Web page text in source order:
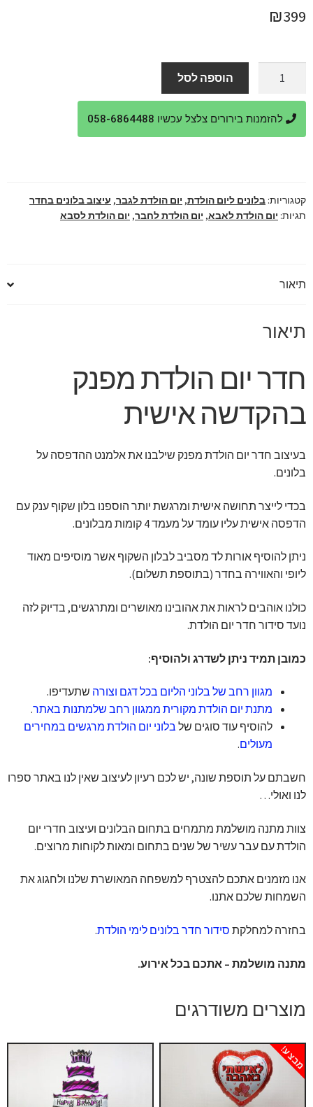
₪399
חדר
יום
הולדת
הוספה לסל
להזמנות בירורים צלצל עכשיו 058-6864488
קטגוריות: בלונים ליום הולדת, יום הולדת לגבר, עיצוב בלונים בחדר
תגיות: יום הולדת לאבא, יום הולדת לחבר, יום הולדת לסבא
תיאור
תיאור
חדר יום הולדת מפנק
בהקדשה אישית
בעיצוב חדר יום הולדת מפנק שילבנו את אלמנט ההדפסה על
בלונים.
בכדי לייצר תחושה אישית ומרגשת יותר הוספנו בלון שקוף ענק עם
הדפסה אישית עליו עומד על מעמד 4 קומות מבלונים.
ניתן להוסיף אורות לד מסביב לבלון השקוף אשר מוסיפים מאוד
ליופי והאווירה בחדר (בתוספת תשלום).
כולנו אוהבים לראות את אהובינו מאושרים ומתרגשים, בדיוק לזה
נועד סידור חדר יום הולדת.
כמובן תמיד ניתן לשדרג ולהוסיף:
מגוון רחב של בלוני הליום בכל דגם וצורה שתעדיפו.
מתנת יום הולדת מקורית ממגוון רחב שלמתנות באתר.
להוסיף עוד סוגים של בלוני יום הולדת מרגשים במחירים
מעולים.
חשבתם על תוספת שונה, יש לכם רעיון לעיצוב שאין לנו באתר ספרו
לנו ואולי…
צוות מתנה מושלמת מתמחים בתחום הבלונים ועיצוב חדרי יום
הולדת עם עבר עשיר של שנים בתחום ומאות לקוחות מרוצים.
אנו מזמנים אתכם להצטרף למשפחה המאושרת שלנו ולחגוג את
השמחות שלכם אתנו.
בחזרה למחלקת סידור חדר בלונים לימי הולדת.
מתנה מושלמת – אתכם בכל אירוע.
מוצרים משודרגים
מבצע!